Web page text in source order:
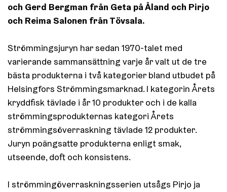
och Gerd Bergman från Geta på Åland och Pirjo
och Reima Salonen från Tövsala.
Strömmingsjuryn har sedan 1970-talet med
varierande sammansättning varje år valt ut de tre
bästa produkterna i två kategorier bland utbudet på
Helsingfors Strömmingsmarknad. I kategorin Årets
kryddfisk tävlade i år 10 produkter och i de kalla
strömmingsprodukternas kategori Årets
strömmingsöverraskning tävlade 12 produkter.
Juryn poängsatte produkterna enligt smak,
utseende, doft och konsistens.
I strömmingöverraskningsserien utsågs Pirjo ja